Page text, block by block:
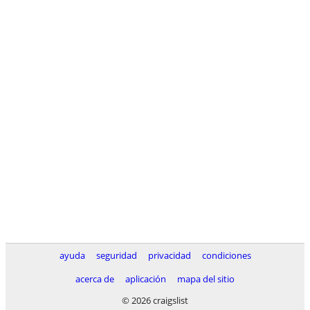
ayuda seguridad privacidad
condiciones
acerca de
aplicación
mapa del sitio
© 2026 craigslist